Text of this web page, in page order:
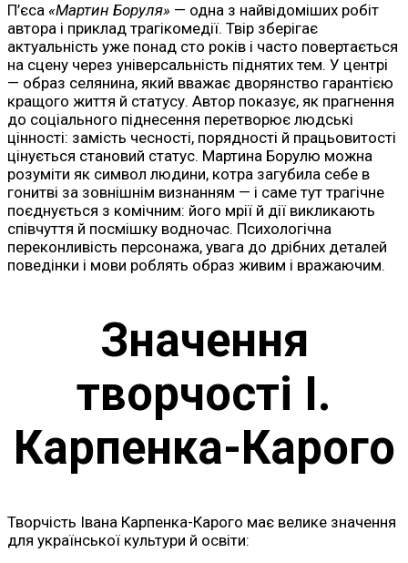
П’єса «Мартин Боруля» — одна з найвідоміших робіт
автора і приклад трагікомедії. Твір зберігає
актуальність уже понад сто років і часто повертається
на сцену через універсальність піднятих тем. У центрі
— образ селянина, який вважає дворянство гарантією
кращого життя й статусу. Автор показує, як прагнення
до соціального піднесення перетворює людські
цінності: замість чесності, порядності й працьовитості
цінується становий статус. Мартина Борулю можна
розуміти як символ людини, котра загубила себе в
гонитві за зовнішнім визнанням — і саме тут трагічне
поєднується з комічним: його мрії й дії викликають
співчуття й посмішку водночас. Психологічна
переконливість персонажа, увага до дрібних деталей
поведінки і мови роблять образ живим і вражаючим.
Значення
творчості І.
Карпенка-Карого
Творчість Івана Карпенка-Карого має велике значення
для української культури й освіти: